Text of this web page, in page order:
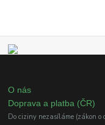
O nás
Doprava a platba (ČR)
Do ciziny nezasíláme (zákon o